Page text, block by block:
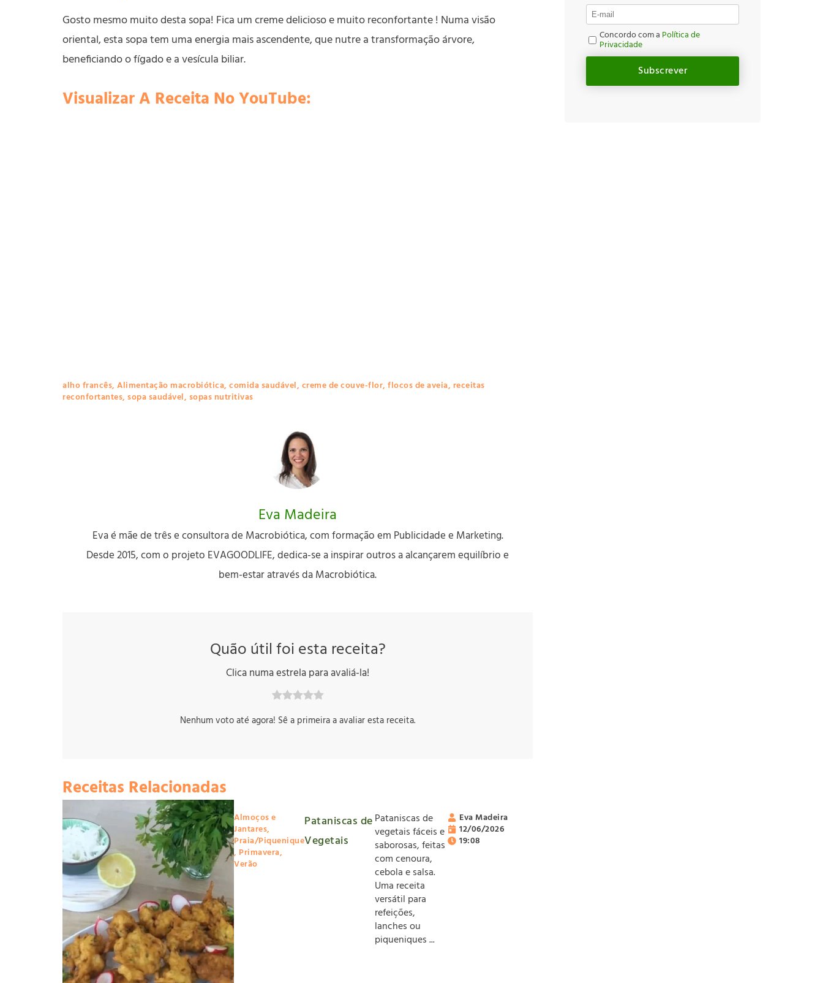
Gosto mesmo muito desta sopa! Fica um creme delicioso e muito reconfortante ! Numa visão
oriental, esta sopa tem uma energia mais ascendente, que nutre a transformação árvore,
beneficiando o fígado e a vesícula biliar.
Visualizar A Receita No YouTube:
alho francês, Alimentação macrobiótica, comida saudável, creme de couve-flor, flocos de aveia, receitas
reconfortantes, sopa saudável, sopas nutritivas
Eva Madeira
Eva é mãe de três e consultora de Macrobiótica, com formação em Publicidade e Marketing.
Desde 2015, com o projeto EVAGOODLIFE, dedica-se a inspirar outros a alcançarem equilíbrio e
bem-estar através da Macrobiótica.
Quão útil foi esta receita?
Clica numa estrela para avaliá-la!
Nenhum voto até agora! Sê a primeira a avaliar esta receita.
Receitas Relacionadas
Almoços e
Jantares,
Praia/Piquenique
, Primavera,
Verão
Pataniscas de
Vegetais
Pataniscas de
vegetais fáceis e
saborosas, feitas
com cenoura,
cebola e salsa.
Uma receita
versátil para
refeições,
lanches ou
piqueniques ...
Eva Madeira
12/06/2026
19:08
Concordo com a Política de
Privacidade
Subscrever